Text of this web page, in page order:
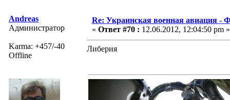
Andreas
Администратор
Karma: +457/-40
Offline
Re: Украинская военная авиация -
« Ответ #70 : 12.06.2012, 12:04:50 pm »
Либерия